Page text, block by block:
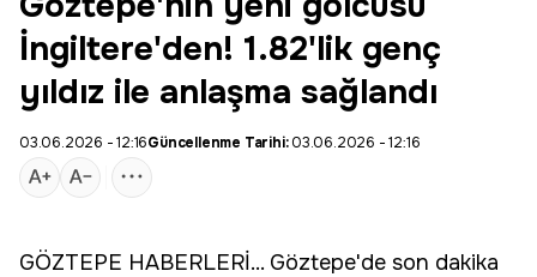
İngiltere'den! 1.82'lik genç
yıldız ile anlaşma sağlandı
03.06.2026 - 12:16Güncellenme Tarihi:03.06.2026 - 12:16
GÖZTEPE HABERLERİ... Göztepe'de son dakika